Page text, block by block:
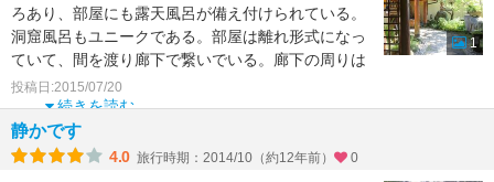
ろあり、部屋にも露天風呂が備え付けられている。
洞窟風呂もユニークである。部屋は離れ形式になっ
ていて、間を渡り廊下で繋いでいる。廊下の周りは
いろいろな草木で
続きを読む
投稿日:2015/07/20
1
静かです
4.0 旅行時期：2014/10（約12年前） 0